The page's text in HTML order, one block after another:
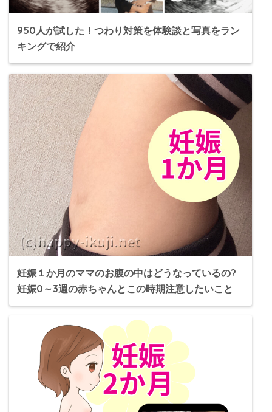
950人が試した！つわり対策を体験談と写真をラン
キングで紹介
妊娠１か月のママのお腹の中はどうなっているの?
妊娠0～3週の赤ちゃんとこの時期注意したいこと